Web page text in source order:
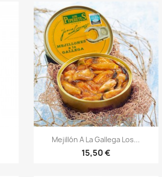
 Vista rápida
Mejillón A La Gallega Los...
15,50 €